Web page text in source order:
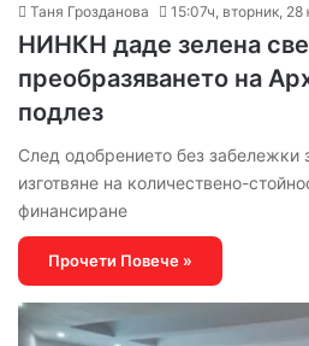
Таня Грозданова 15:07ч, вторник,
НИНКН даде зелена
преобразяването на
подлез
След одобрението без забележки
изготвяне на количествено-
финансиране
Прочети Повече »